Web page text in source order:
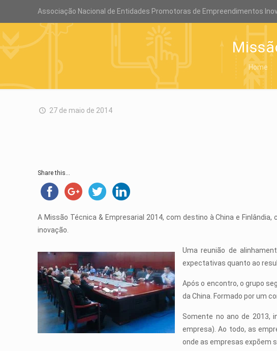
Associação Nacional de Entidades Promotoras de Empreendimentos
Home
27 de maio de 2014
Share this...
A Missão Técnica & Empresarial 2014, com destino à China e
inovação.
Uma reunião de
expectativas quanto ao
Após o encontro, o grupo
da China. Formado por um
Somente no ano de 2013,
empresa). Ao todo, as
onde as empresas expõem